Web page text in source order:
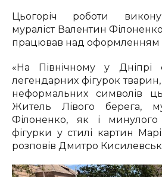
Цьогоріч роботи
мураліст Валентин
працював над оформленням
«На Північному у Дніпрі
легендарних фігурок
неформальних символів
Житель Лівого берега,
Філоненко, як і
фігурки у стилі картин
розповів Дмитро